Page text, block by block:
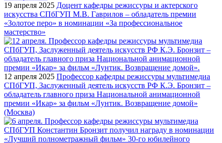
19 апреля 2025 Доцент кафедры режиссуры и актерского
искусства СПбГУП М.В. Гаврилов – обладатель премии
«Золотое перо» в номинации «За профессиональное
мастерство»
12 апреля 2025 Профессор кафедры режиссуры мультимедиа
СПбГУП, Заслуженный деятель искусств РФ К.Э. Бронзит –
обладатель главного приза Национальной анимационной
премии «Икар» за фильм «Лунтик. Возвращение домой»
(Москва)